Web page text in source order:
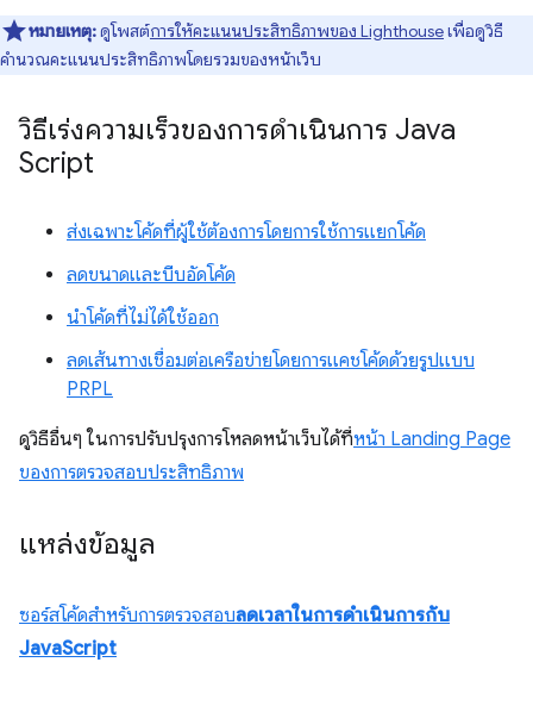
หมายเหตุ:ดูโพสต์การให้คะแนนประสิทธิภาพของ Lighthouseเพื่อดูวิธี
คำนวณคะแนนประสิทธิภาพโดยรวมของหน้าเว็บ
วิธีเร่งความเร็วของการดำเนินการ Java
Script
ส่งเฉพาะโค้ดที่ผู้ใช้ต้องการโดยการใช้การแยกโค้ด
ลดขนาดและบีบอัดโค้ด
นำโค้ดที่ไม่ได้ใช้ออก
ลดเส้นทางเชื่อมต่อเครือข่ายโดยการแคชโค้ดด้วยรูปแบบ
PRPL
ดูวิธีอื่นๆ ในการปรับปรุงการโหลดหน้าเว็บได้ที่หน้า Landing Page
ของการตรวจสอบประสิทธิภาพ
แหล่งข้อมูล
ซอร์สโค้ดสำหรับการตรวจสอบลดเวลาในการดำเนินการกับ
JavaScript